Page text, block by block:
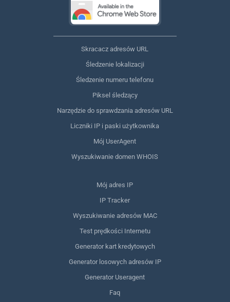
Skracacz adresów URL
Śledzenie lokalizacji
Śledzenie numeru telefonu
Piksel śledzący
Narzędzie do sprawdzania adresów URL
Liczniki IP i paski użytkownika
Mój UserAgent
Wyszukiwanie domen WHOIS
Mój adres IP
IP Tracker
Wyszukiwanie adresów MAC
Test prędkości Internetu
Generator kart kredytowych
Generator losowych adresów IP
Generator Useragent
Faq